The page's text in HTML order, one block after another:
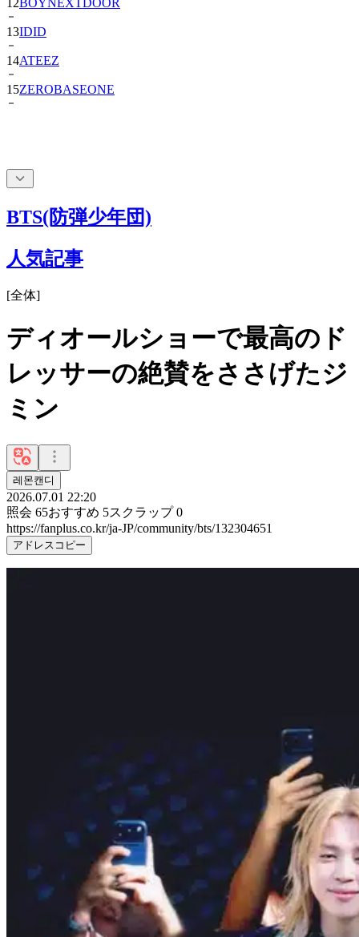
12 BOYNEXTDOOR
13IDID
14ATEEZ
15ZEROBASEONE
BTS(防弾少年団)
人気記事
[全体]
ディオールショーで最高のド
レッサーの絶賛をささげたジ
ミン
레몬캔디
2026.07.01 22:20
照会 65おすすめ 5スクラップ 0
https://fanplus.co.kr/ja-JP/community/bts/132304651
アドレスコピー